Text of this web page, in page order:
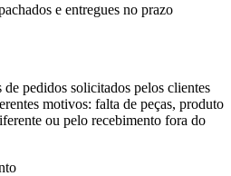
e entregues no prazo
de pedidos solicitados pelos clientes
motivos: falta de peças, produto
ou pelo recebimento fora do